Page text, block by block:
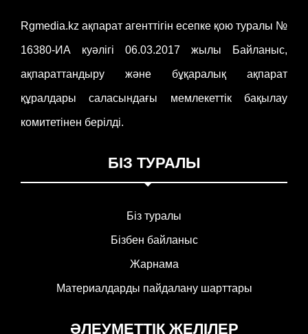
Rgmedia.kz ақпарат агенттігін есепке қою туралы №
16380-ИА куәлігі 06.03.2017 жылы Байланыс,
ақпараттандыру және бұқаралық ақпарат
құралдары саласындағы мемлекеттік бақылау
комитетінен берілді.
БІЗ ТУРАЛЫ
Біз туралы
Бізбен байланыс
Жарнама
Материалдарды пайдалану шарттары
ӘЛЕУМЕТТІК ЖЕЛІЛЕР